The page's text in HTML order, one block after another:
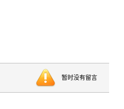
暂时没有留言